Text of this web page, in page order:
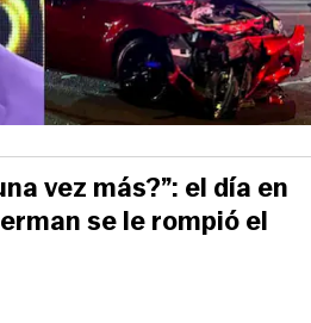
vez más?”: el día en
se le rompió el